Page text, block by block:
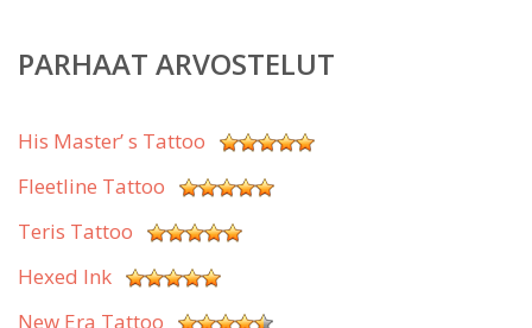
PARHAAT ARVOSTELUT
His Master’ s Tattoo
Fleetline Tattoo
Teris Tattoo
Hexed Ink
New Era Tattoo